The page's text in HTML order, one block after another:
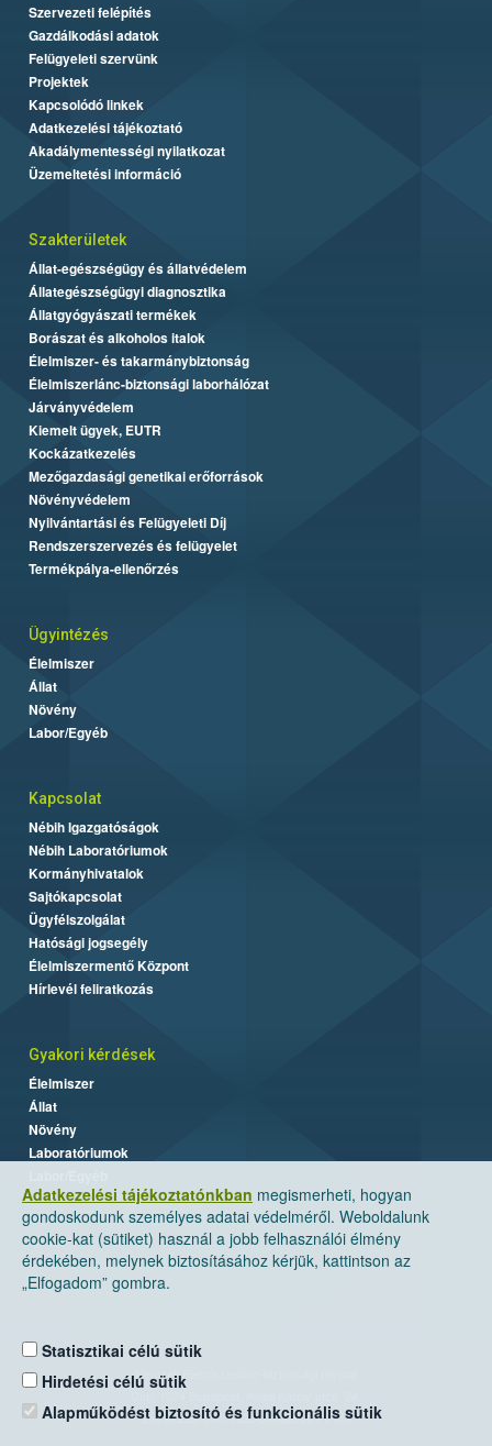
Adatkezelési tájékoztatónkban megismerheti, hogyan
gondoskodunk személyes adatai védelméről. Weboldalunk
cookie-kat (sütiket) használ a jobb felhasználói élmény
érdekében, melynek biztosításához kérjük, kattintson az
„Elfogadom” gombra.
Statisztikai célú sütik
Hirdetési célú sütik
Alapműködést biztosító és funkcionális sütik
Szervezeti felépítés
Gazdálkodási adatok
Felügyeleti szervünk
Projektek
Kapcsolódó linkek
Adatkezelési tájékoztató
Akadálymentességi nyilatkozat
Üzemeltetési információ
Szakterületek
Állat-egészségügy és állatvédelem
Állategészségügyi diagnosztika
Állatgyógyászati termékek
Borászat és alkoholos italok
Élelmiszer- és takarmánybiztonság
Élelmiszerlánc-biztonsági laborhálózat
Járványvédelem
Kiemelt ügyek, EUTR
Kockázatkezelés
Mezőgazdasági genetikai erőforrások
Növényvédelem
Nyilvántartási és Felügyeleti Díj
Rendszerszervezés és felügyelet
Termékpálya-ellenőrzés
Ügyintézés
Élelmiszer
Állat
Növény
Labor/Egyéb
Kapcsolat
Nébih Igazgatóságok
Nébih Laboratóriumok
Kormányhivatalok
Sajtókapcsolat
Ügyfélszolgálat
Hatósági jogsegély
Élelmiszermentő Központ
Hírlevél feliratkozás
Gyakori kérdések
Élelmiszer
Állat
Növény
Laboratóriumok
Nemzeti Élelmiszerlánc-biztonsági Hivatal
Levelezési cím: 1525 Budapest. Pf. 30.